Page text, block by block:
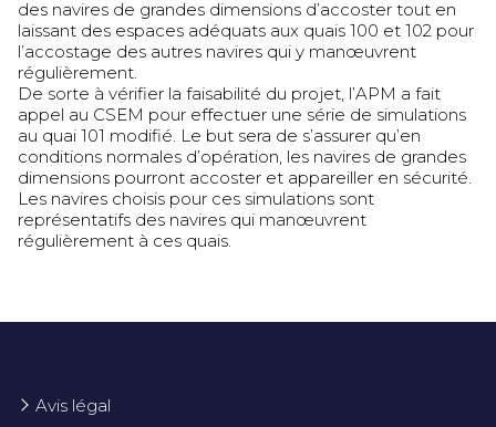
des navires de grandes dimensions d’accoster tout en
laissant des espaces adéquats aux quais 100 et 102 pour
l’accostage des autres navires qui y manœuvrent
régulièrement.
De sorte à vérifier la faisabilité du projet, l’APM a fait
appel au CSEM pour effectuer une série de simulations
au quai 101 modifié. Le but sera de s’assurer qu’en
conditions normales d’opération, les navires de grandes
dimensions pourront accoster et appareiller en sécurité.
Les navires choisis pour ces simulations sont
représentatifs des navires qui manœuvrent
régulièrement à ces quais.
Avis légal